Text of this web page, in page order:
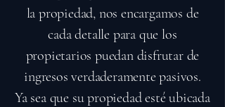
la propiedad, nos encargamos de
cada detalle para que los
propietarios puedan disfrutar de
ingresos verdaderamente pasivos.
Ya sea que su propiedad esté ubicada